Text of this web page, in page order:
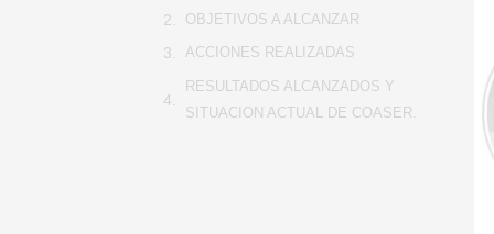
OBJETIVOS A ALCANZAR
ACCIONES REALIZADAS
RESULTADOS ALCANZADOS Y
SITUACION ACTUAL DE COASER.